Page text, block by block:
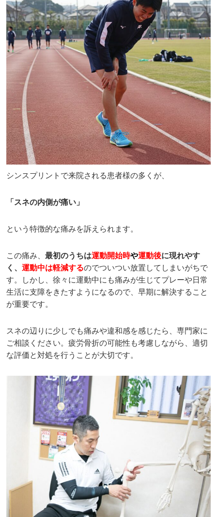
シンスプリントで来院される患者様の多くが、
「スネの内側が痛い」
という特徴的な痛みを訴えられます。
この痛み、最初のうちは運動開始時や運動後に現れやす
く、運動中は軽減するのでついつい放置してしまいがちで
す。しかし、徐々に運動中にも痛みが生じてプレーや日常
生活に支障をきたすようになるので、早期に解決すること
が重要です。
スネの辺りに少しでも痛みや違和感を感じたら、専門家に
ご相談ください。疲労骨折の可能性も考慮しながら、適切
な評価と対処を行うことが大切です。